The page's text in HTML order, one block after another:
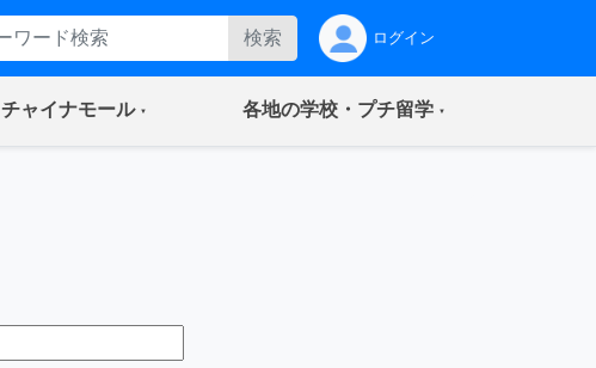
検索 ログイン
チャイナモール(current) 各地の学校・プチ留学(current)